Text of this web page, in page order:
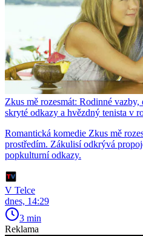
Zkus mě rozesmát: Rodinné
skryté odkazy a hvězdný tenista v
Romantická komedie Zkus mě
prostředím. Zákulisí odkrývá
popkulturní odkazy.
V Telce
dnes, 14:29
3 min
Reklama